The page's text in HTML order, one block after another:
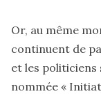
Or, au même
continuent de
et les politiciens
nommée «